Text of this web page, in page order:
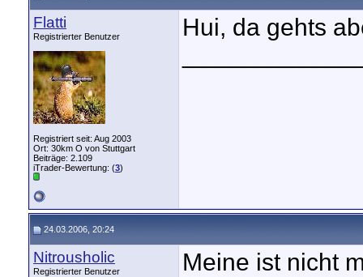
Flatti
Registrierter Benutzer
Registriert seit: Aug 2003
Ort: 30km O von Stuttgart
Beiträge: 2.109
iTrader-Bewertung: (3)
Hui, da gehts
24.03.2006, 20:24
Nitrousholic
Registrierter Benutzer Meine ist nicht